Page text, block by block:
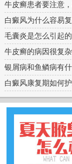
牛皮癣患者要注意
白癜风为什么容易
毛囊炎是怎么引起
牛皮癣的病因很复
银屑病和鱼鳞病有
白癜风康复期如何